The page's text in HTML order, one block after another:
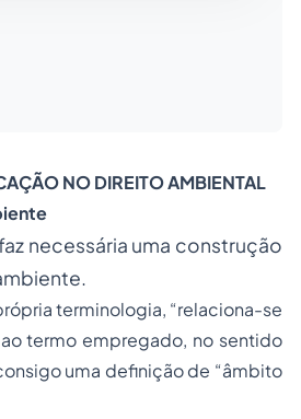
NO DIREITO AMBIENTAL
necessária uma construção
terminologia, “relaciona-se
termo empregado, no sentido
uma definição de “âmbito